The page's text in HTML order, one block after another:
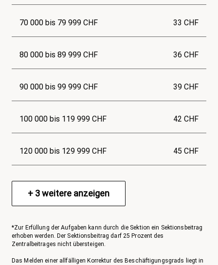
70 000 bis 79 999 CHF 33 CHF
80 000 bis 89 999 CHF 36 CHF
90 000 bis 99 999 CHF 39 CHF
100 000 bis 119 999 CHF 42 CHF
120 000 bis 129 999 CHF 45 CHF
+ 3weitere anzeigen
*Zur Erfüllung der Aufgaben kann durch die Sektion ein Sektionsbeitrag
erhoben werden. Der Sektionsbeitrag darf 25 Prozent des
Zentralbeitrages nicht übersteigen.
Das Melden einer allfälligen Korrektur des Beschäftigungsgrads liegt in